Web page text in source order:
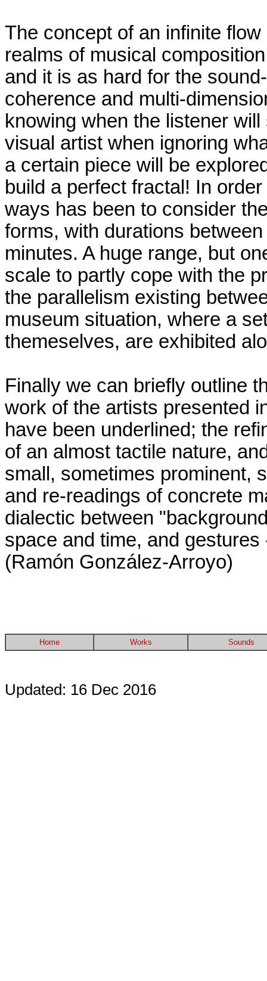
The concept of an infinite
realms of musical
and it is as hard for the
coherence and multi-
knowing when the listener
visual artist when ignoring
a certain piece will be
build a perfect fractal! In
ways has been to consider
forms, with durations
minutes. A huge range, but
scale to partly cope with the
the parallelism existing
museum situation, where a
themeselves, are exhibited
Finally we can briefly outline
work of the artists presented
have been underlined; the
of an almost tactile nature,
small, sometimes prominent,
and re-readings of concrete
dialectic between
space and time, and
(Ramón González-Arroyo)
Home Works Sounds
Updated: 16 Dec 2016